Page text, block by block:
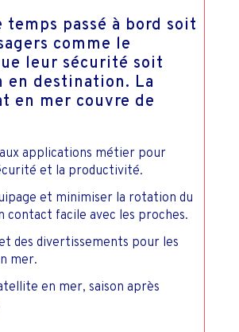
passé à bord soit
comme le
leur sécurité soit
en destination. La
en mer couvre de
applications métier pour
et la productivité.
et minimiser la rotation du
contact facile avec les proches.
des divertissements pour les
mer.
en mer, saison après